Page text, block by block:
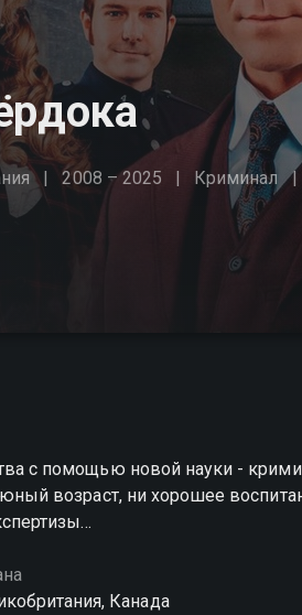
2008 – 2025 Криминал
с помощью новой науки -
возраст, ни хорошее
Канада